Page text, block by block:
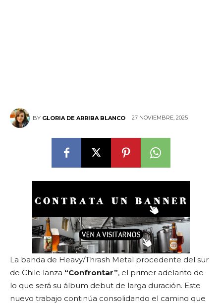
BY GLORIA DE ARRIBA BLANCO 27 NOVIEMBRE, 2025
La banda de Heavy/Thrash Metal procedente del sur
de Chile lanza “Confrontar”, el primer adelanto de
lo que será su álbum debut de larga duración. Este
nuevo trabajo continúa consolidando el camino que